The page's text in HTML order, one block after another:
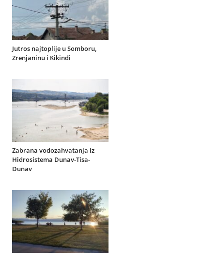
Jutros najtoplije u Somboru,
Zrenjaninu i Kikindi
Zabrana vodozahvatanja iz
Hidrosistema Dunav-Tisa-
Dunav